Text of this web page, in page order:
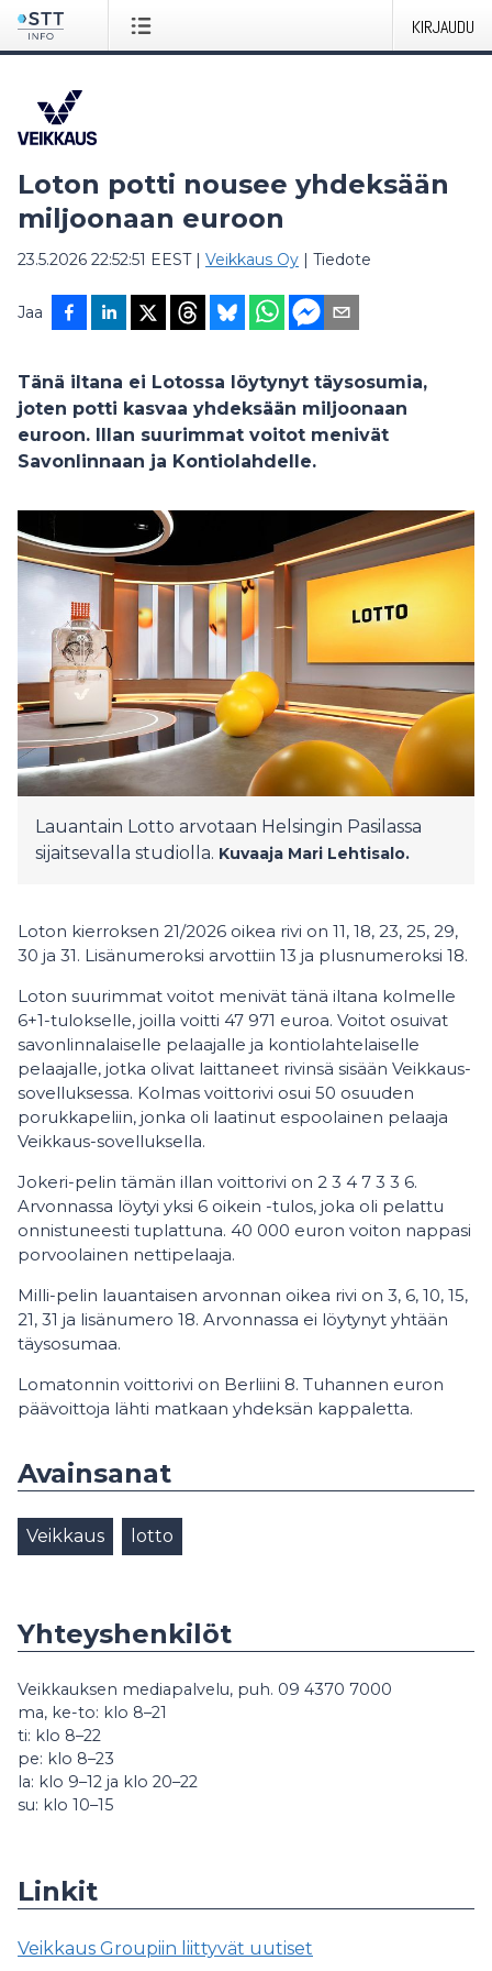
KIRJAUDU
Loton potti nousee yhdeksään
miljoonaan euroon
23.5.2026 22:52:51 EEST| Veikkaus Oy | Tiedote
Jaa
Tänä iltana ei Lotossa löytynyt täysosumia,
joten potti kasvaa yhdeksään miljoonaan
euroon. Illan suurimmat voitot menivät
Savonlinnaan ja Kontiolahdelle.
Lauantain Lotto arvotaan Helsingin Pasilassa
sijaitsevalla studiolla. Kuvaaja Mari Lehtisalo.
Loton kierroksen 21/2026 oikea rivi on 11, 18, 23, 25, 29,
30 ja 31. Lisänumeroksi arvottiin 13 ja plusnumeroksi 18.
Loton suurimmat voitot menivät tänä iltana kolmelle
6+1-tulokselle, joilla voitti 47 971 euroa. Voitot osuivat
savonlinnalaiselle pelaajalle ja kontiolahtelaiselle
pelaajalle, jotka olivat laittaneet rivinsä sisään Veikkaus-
sovelluksessa. Kolmas voittorivi osui 50 osuuden
porukkapeliin, jonka oli laatinut espoolainen pelaaja
Veikkaus-sovelluksella.
Jokeri-pelin tämän illan voittorivi on 2 3 4 7 3 3 6.
Arvonnassa löytyi yksi 6 oikein -tulos, joka oli pelattu
onnistuneesti tuplattuna. 40 000 euron voiton nappasi
porvoolainen nettipelaaja.
Milli-pelin lauantaisen arvonnan oikea rivi on 3, 6, 10, 15,
21, 31 ja lisänumero 18. Arvonnassa ei löytynyt yhtään
täysosumaa.
Lomatonnin voittorivi on Berliini 8. Tuhannen euron
päävoittoja lähti matkaan yhdeksän kappaletta.
Avainsanat
Veikkaus lotto
Yhteyshenkilöt
Veikkauksen mediapalvelu, puh. 09 4370 7000
ma, ke-to: klo 8–21
ti: klo 8–22
pe: klo 8–23
la: klo 9–12 ja klo 20–22
su: klo 10–15
Linkit
Veikkaus Groupiin liittyvät uutiset